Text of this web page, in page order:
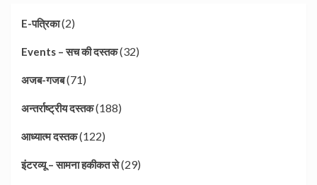
E-पत्रिका(2)
Events – सच की दस्तक(32)
अजब-गजब(71)
अन्तर्राष्ट्रीय दस्तक(188)
आध्यात्म दस्तक(122)
इंटरव्यू – सामना हकीकत से(29)